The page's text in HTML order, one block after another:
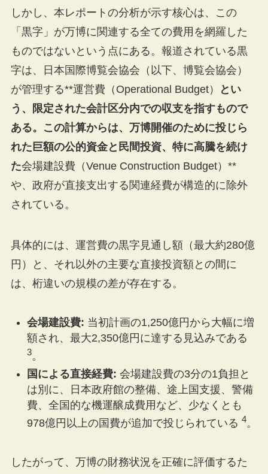
しかし、本レポートの分析が示す核心は、この
「黒字」が万博に関連する全ての費用を網羅した
ものではないという点にある。報道されている黒
字は、日本国際博覧会協会（以下、博覧会協会）
が管理する**運営費（Operational Budget）
とい
う、限定された会計区分内での収支を指すもので
ある。この計算からは、万博開催のために投じら
れた巨額の公的資金と民間投資、特に高騰を続け
た会場建設費（Venue Construction Budget）**
や、政府が直接支出する関連経費が構造的に除外
されている。
具体的には、運営費の黒字見通し額（最大約280億
円）と、それ以外の主要な直接投資額との間に
は、桁違いの規模の差が存在する。
会場建設費: 当初計画の1,250億円から大幅に増
額され、最大2,350億円に達する見込みである
3。
国による直接経費: 会場建設費の3分の1負担と
は別に、日本政府館の整備、途上国支援、警備
費、全国的な機運醸成費用など、少なくとも
978億円以上の国費が追加で投じられている 4。
したがって、万博の財務状況を正確に評価するた